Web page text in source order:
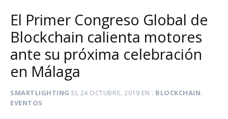
El Primer Congreso Global de
Blockchain calienta motores
ante su próxima celebración
en Málaga
SMARTLIGHTING EL 24 OCTUBRE, 2019 EN BLOCKCHAIN,
EVENTOS